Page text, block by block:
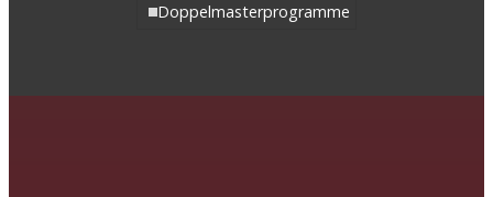
Doppelmasterprogramme